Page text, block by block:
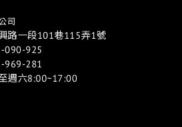
司
路一段101巷115弄1號
090-925
969-281
週六8:00~17:00